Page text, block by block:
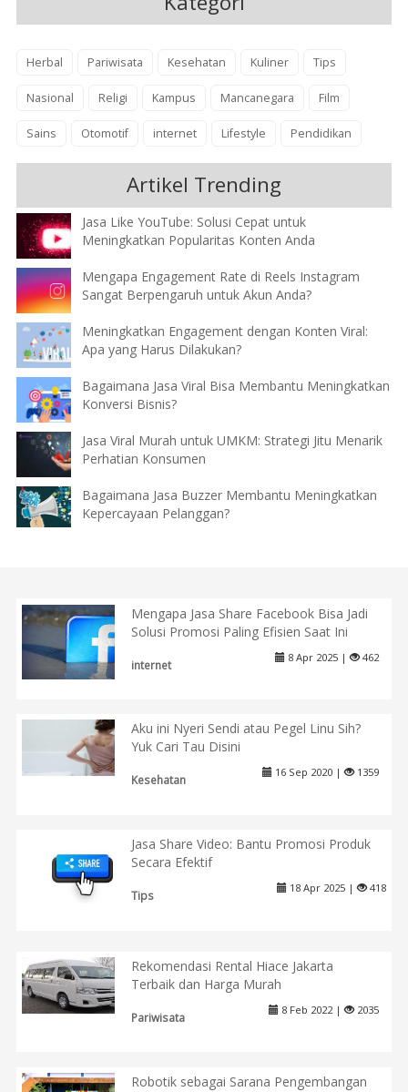
Herbal Pariwisata Kesehatan Kuliner Tips
Nasional Religi Kampus Mancanegara Film
Sains Otomotif internet Lifestyle Pendidikan
Artikel Trending
Jasa Like YouTube: Solusi Cepat untuk
Meningkatkan Popularitas Konten Anda
Mengapa Engagement Rate di Reels Instagram
Sangat Berpengaruh untuk Akun Anda?
Meningkatkan Engagement dengan Konten Viral:
Apa yang Harus Dilakukan?
Bagaimana Jasa Viral Bisa Membantu Meningkatkan
Konversi Bisnis?
Jasa Viral Murah untuk UMKM: Strategi Jitu Menarik
Perhatian Konsumen
Bagaimana Jasa Buzzer Membantu Meningkatkan
Kepercayaan Pelanggan?
Mengapa Jasa Share Facebook Bisa Jadi
Solusi Promosi Paling Efisien Saat Ini
internet
8 Apr 2025 | 462
Aku ini Nyeri Sendi atau Pegel Linu Sih?
Yuk Cari Tau Disini
Kesehatan
16 Sep 2020 | 1359
Jasa Share Video: Bantu Promosi Produk
Secara Efektif
Tips
18 Apr 2025 | 418
Rekomendasi Rental Hiace Jakarta
Terbaik dan Harga Murah
Pariwisata
8 Feb 2022 | 2035
Robotik sebagai Sarana Pengembangan